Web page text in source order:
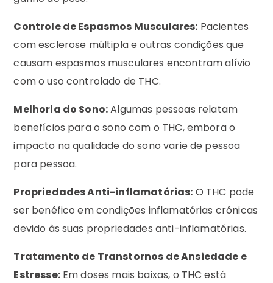
Controle de Espasmos Musculares: Pacientes
com esclerose múltipla e outras condições que
causam espasmos musculares encontram alívio
com o uso controlado de THC.
Melhoria do Sono:Algumas pessoas relatam
benefícios para o sono com o THC, embora o
impacto na qualidade do sono varie de pessoa
para pessoa.
Propriedades Anti-inflamatórias: O THC pode
ser benéfico em condições inflamatórias crônicas
devido às suas propriedades anti-inflamatórias.
Tratamento de Transtornos de Ansiedade e
Estresse:Em doses mais baixas, o THC está